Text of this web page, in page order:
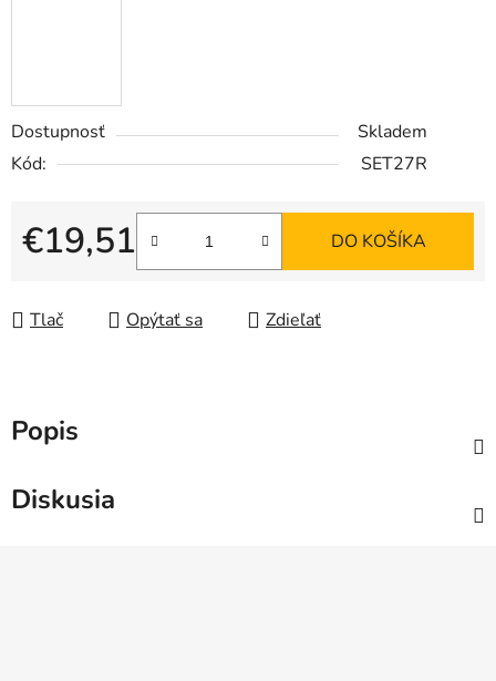
Dostupnosť
Skladem
Kód:
SET27R
€19,51
Jednotková cena:
DO KOŠÍKA
Tlač Opýtať sa Zdieľať
Popis
Diskusia